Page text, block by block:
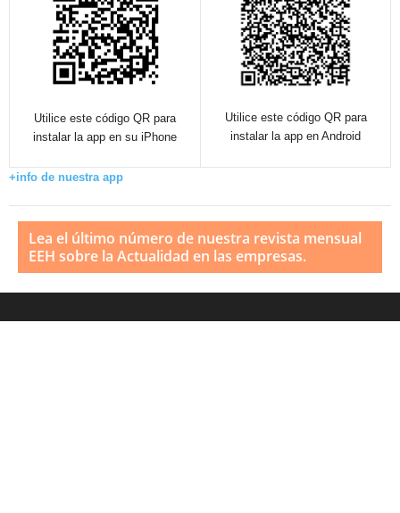
Utilice este código QR para
instalar la app en su iPhone
Utilice este código QR para
instalar la app en Android
+info de nuestra app
Lea el último número de nuestra revista mensual
EEH sobre la Actualidad en las empresas.